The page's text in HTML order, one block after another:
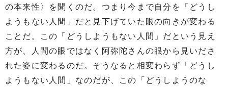
の本来性〉を聞くのだ。つまり今まで自分を「どうし
ようもない人間」だと見下げていた眼の向きが変わる
ことだ。この「どうしようもない人間」だという見え
方が、人間の眼ではなく阿弥陀さんの眼から見いださ
れた姿に変わるのだ。そうなると相変わらず「どうし
ようもない人間」なのだが、この「どうしようのな